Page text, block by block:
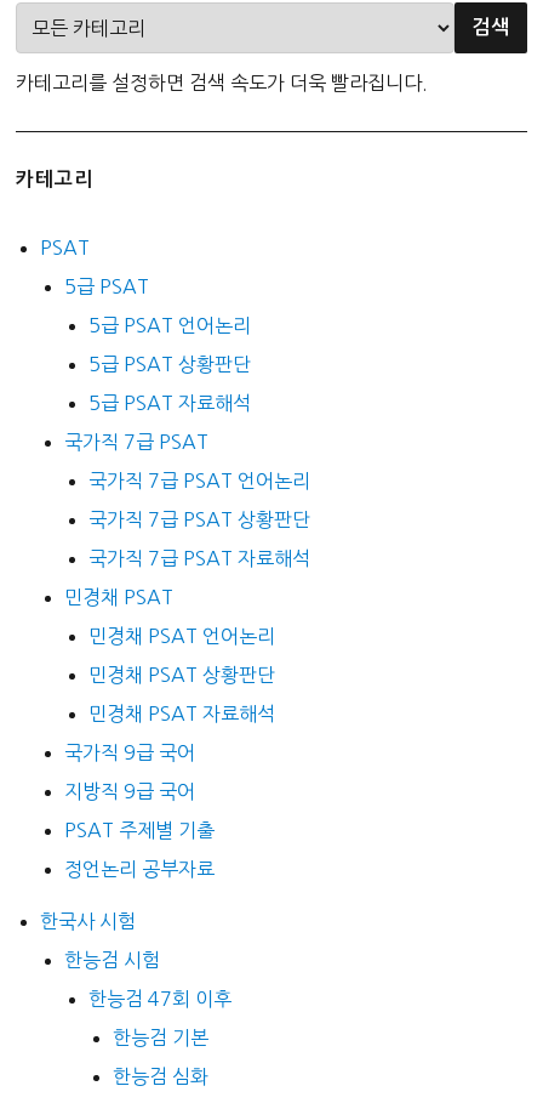
카테고리를 설정하면 검색 속도가 더욱 빨라집니다.
카테고리
PSAT
5급 PSAT
5급 PSAT 언어논리
5급 PSAT 상황판단
5급 PSAT 자료해석
국가직 7급 PSAT
국가직 7급 PSAT 언어논리
국가직 7급 PSAT 상황판단
국가직 7급 PSAT 자료해석
민경채 PSAT
민경채 PSAT 언어논리
민경채 PSAT 상황판단
민경채 PSAT 자료해석
국가직 9급 국어
지방직 9급 국어
PSAT 주제별 기출
정언논리 공부자료
한국사 시험
한능검 시험
한능검 47회 이후
한능검 기본
한능검 심화